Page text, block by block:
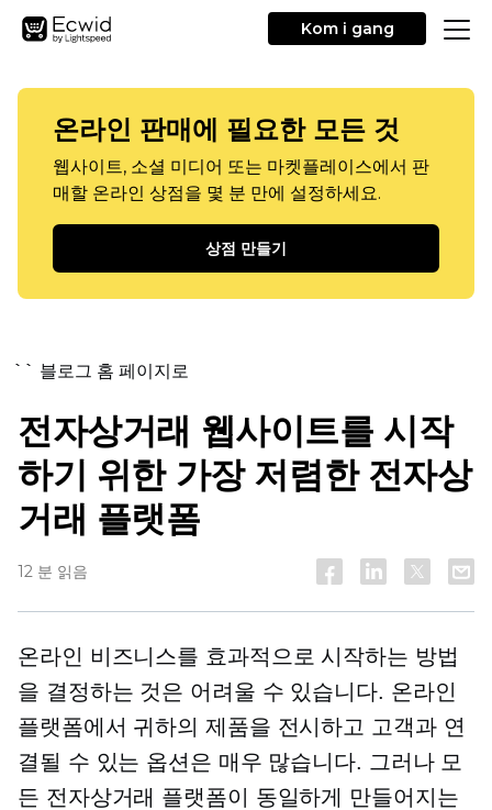
Kom i gang
온라인 판매에 필요한 모든 것
웹사이트, 소셜 미디어 또는 마켓플레이스에서 판
매할 온라인 상점을 몇 분 만에 설정하세요.
상점 만들기
`` 블로그 홈 페이지로
전자상거래 웹사이트를 시작
하기 위한 가장 저렴한 전자상
거래 플랫폼
12 분 읽음
온라인 비즈니스를 효과적으로 시작하는 방법
을 결정하는 것은 어려울 수 있습니다. 온라인
플랫폼에서 귀하의 제품을 전시하고 고객과 연
결될 수 있는 옵션은 매우 많습니다. 그러나 모
든 전자상거래 플랫폼이 동일하게 만들어지는